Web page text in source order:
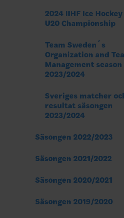
2024 IIHF Ice Hockey
U20 Championship
Team Sweden´s
Organization and
Management season
2023/2024
Sveriges matcher
resultat säsongen
2023/2024
Säsongen 2022/2023
Säsongen 2021/2022
Säsongen 2020/2021
Säsongen 2019/2020